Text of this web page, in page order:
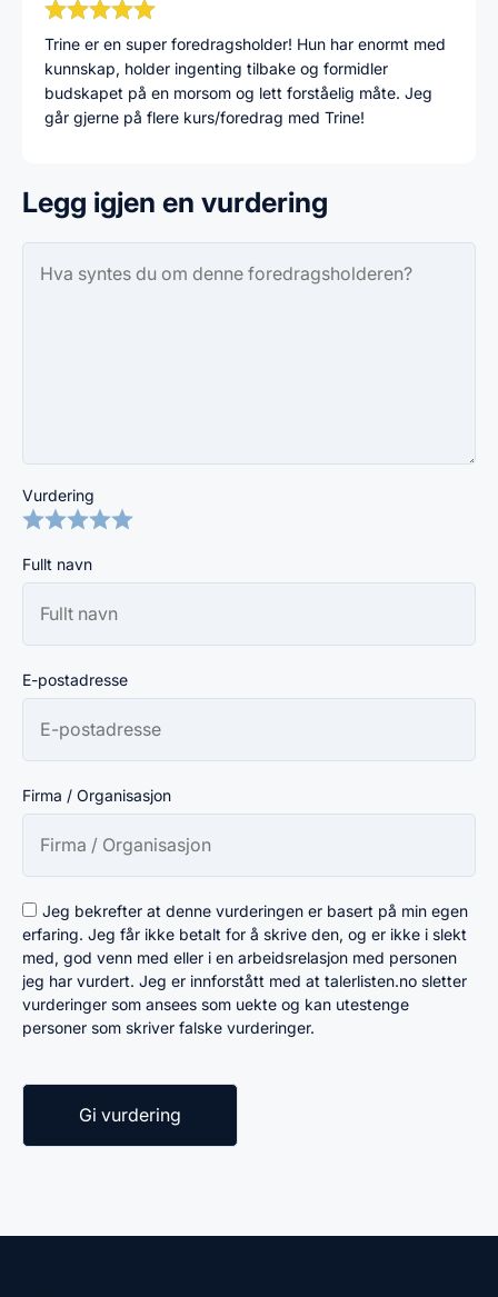
Trine er en super foredragsholder! Hun har enormt med
kunnskap, holder ingenting tilbake og formidler
budskapet på en morsom og lett forståelig måte. Jeg
går gjerne på flere kurs/foredrag med Trine!
Legg igjen en vurdering
Vurdering
Fullt navn
E-postadresse
Firma / Organisasjon
Jeg bekrefter at denne vurderingen er basert på min egen
erfaring. Jeg får ikke betalt for å skrive den, og er ikke i slekt
med, god venn med eller i en arbeidsrelasjon med personen
jeg har vurdert. Jeg er innforstått med at talerlisten.no sletter
vurderinger som ansees som uekte og kan utestenge
personer som skriver falske vurderinger.